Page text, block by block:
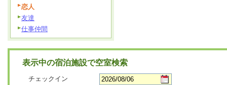
恋人
友達
仕事仲間
表示中の宿泊施設で空室検索
チェックイン